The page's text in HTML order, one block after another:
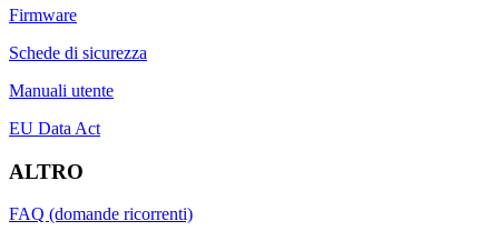
Firmware
Schede di sicurezza
Manuali utente
EU Data Act
ALTRO
FAQ (domande ricorrenti)